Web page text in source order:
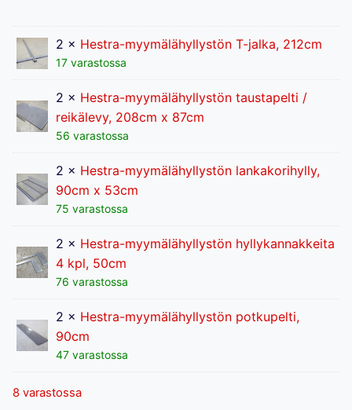
2 × Hestra-myymälähyllystön T-jalka, 212cm
17 varastossa
2 × Hestra-myymälähyllystön taustapelti /
reikälevy, 208cm x 87cm
56 varastossa
2 × Hestra-myymälähyllystön lankakorihylly,
90cm x 53cm
75 varastossa
2 × Hestra-myymälähyllystön hyllykannakkeita
4 kpl, 50cm
76 varastossa
2 × Hestra-myymälähyllystön potkupelti,
90cm
47 varastossa
8 varastossa